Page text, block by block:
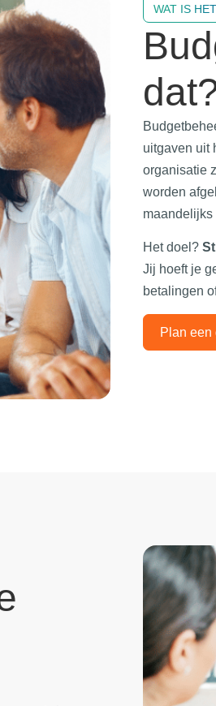
WAT IS
uitgaven uit
organisatie
worden
maandelijks
Het doel?
Jij hoeft je
betalingen
Plan een